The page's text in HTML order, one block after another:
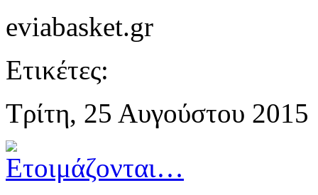
eviabasket.gr
Ετικέτες:
Τρίτη, 25 Αυγούστου